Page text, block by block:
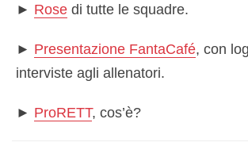
► Rose di tutte le squadre.
► Presentazione FantaCafé, con
interviste agli allenatori.
► ProRETT, cos’è?